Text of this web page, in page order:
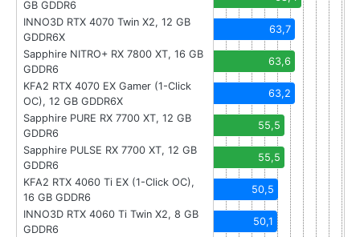
GB GDDR6
INNO3D RTX 4070 Twin X2, 12 GB
GDDR6X
63,7
Sapphire NITRO+ RX 7800 XT, 16 GB
GDDR6
63,6
KFA2 RTX 4070 EX Gamer (1-Click
OC), 12 GB GDDR6X
63,2
Sapphire PURE RX 7700 XT, 12 GB
GDDR6
55,5
Sapphire PULSE RX 7700 XT, 12 GB
GDDR6
55,5
KFA2 RTX 4060 Ti EX (1-Click OC),
16 GB GDDR6
50,5
INNO3D RTX 4060 Ti Twin X2, 8 GB
GDDR6
50,1